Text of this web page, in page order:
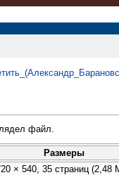
файл.
Размеры
× 540, 35 страниц(2,48